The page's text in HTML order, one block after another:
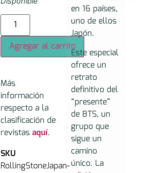
Agregar al carrito
Más
información
respecto a la
clasificación de
revistas aquí.
SKU
RollingStoneJapan-
en 16 países,
uno de ellos
Japón.
Este especial
ofrece un
retrato
definitivo del
“presente”
de BTS, un
grupo que
sigue un
camino
único. La